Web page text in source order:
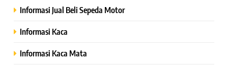
Informasi Jual Beli Sepeda Motor
Informasi Kaca
Informasi Kaca Mata